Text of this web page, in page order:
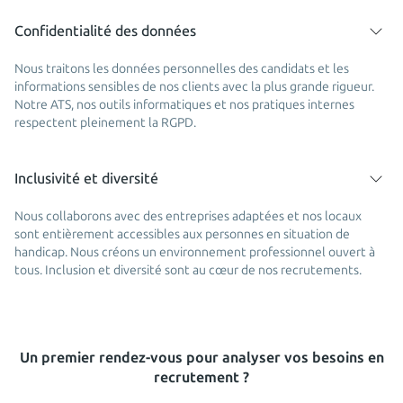
Confidentialité des données
Nous traitons les données personnelles des candidats et les
informations sensibles de nos clients avec la plus grande rigueur.
Notre ATS, nos outils informatiques et nos pratiques internes
respectent pleinement la RGPD.
Inclusivité et diversité
Nous collaborons avec des entreprises adaptées et nos locaux
sont entièrement accessibles aux personnes en situation de
handicap. Nous créons un environnement professionnel ouvert à
tous. Inclusion et diversité sont au cœur de nos recrutements.
Un premier rendez-vous pour analyser vos besoins en
recrutement ?